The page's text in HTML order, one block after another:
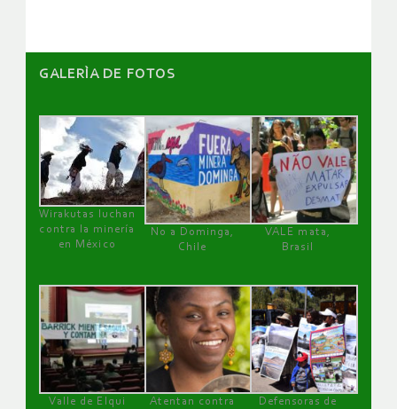
GALERÌA DE FOTOS
Wirakutas luchan
contra la minería
en México
No a Dominga,
Chile
VALE mata,
Brasil
Valle de Elqui
Atentan contra
Defensoras de